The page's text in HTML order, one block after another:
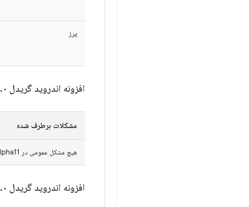
پرز
افزونه اندروید گریدل ۹ .۰-alpha11
مشکلات برطرف شده
هیچ مشکل عمومی در AGP 9.3.0-alpha11 به عنوان رفع‌شده علامت‌گذاری نشده است.
افزونه اندروید گریدل ۹ .۰-آلفا۱۰